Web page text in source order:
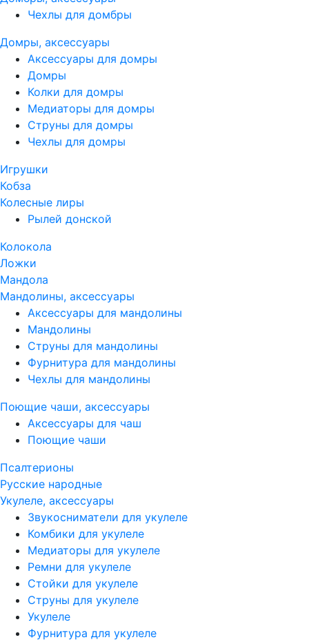
Чехлы для домбры
Домры, аксессуары
Аксессуары для домры
Домры
Колки для домры
Медиаторы для домры
Струны для домры
Чехлы для домры
Игрушки
Кобза
Колесные лиры
Рылей донской
Колокола
Ложки
Мандола
Мандолины, аксессуары
Аксессуары для мандолины
Мандолины
Струны для мандолины
Фурнитура для мандолины
Чехлы для мандолины
Поющие чаши, аксессуары
Аксессуары для чаш
Поющие чаши
Псалтерионы
Русские народные
Укулеле, аксессуары
Звукосниматели для укулеле
Комбики для укулеле
Медиаторы для укулеле
Ремни для укулеле
Стойки для укулеле
Струны для укулеле
Укулеле
Фурнитура для укулеле